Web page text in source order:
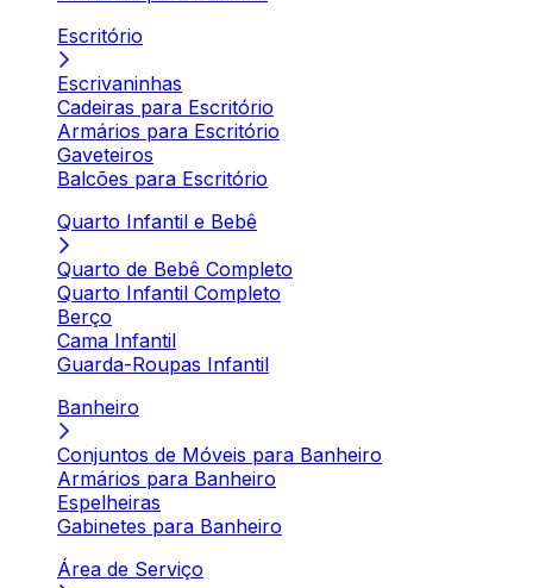
Escritório
Escrivaninhas
Cadeiras para Escritório
Armários para Escritório
Gaveteiros
Balcões para Escritório
Quarto Infantil e Bebê
Quarto de Bebê Completo
Quarto Infantil Completo
Berço
Cama Infantil
Guarda-Roupas Infantil
Banheiro
Conjuntos de Móveis para Banheiro
Armários para Banheiro
Espelheiras
Gabinetes para Banheiro
Área de Serviço